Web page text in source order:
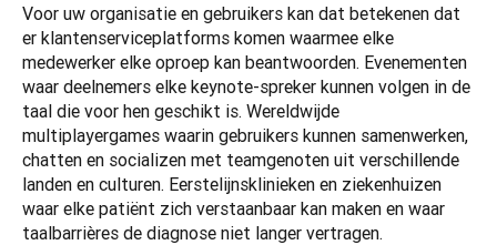
Voor uw organisatie en gebruikers kan dat betekenen dat
er klantenserviceplatforms komen waarmee elke
medewerker elke oproep kan beantwoorden. Evenementen
waar deelnemers elke keynote-spreker kunnen volgen in de
taal die voor hen geschikt is. Wereldwijde
multiplayergames waarin gebruikers kunnen samenwerken,
chatten en socializen met teamgenoten uit verschillende
landen en culturen. Eerstelijnsklinieken en ziekenhuizen
waar elke patiënt zich verstaanbaar kan maken en waar
taalbarrières de diagnose niet langer vertragen.